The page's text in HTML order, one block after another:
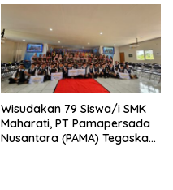
Wisudakan 79 Siswa/i SMK
Maharati, PT Pamapersada
Nusantara (PAMA) Tegaskan